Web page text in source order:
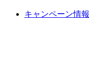
キャンペーン情報